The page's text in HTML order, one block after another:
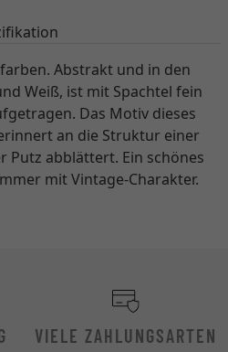
Abstrakt und in den
Weiß, ist mit Spachtel fein
Das Motiv dieses
an die Struktur einer
Putz abblättert. Ein schönes
mit Vintage-Charakter.
VIELE ZAHLUNGSARTEN